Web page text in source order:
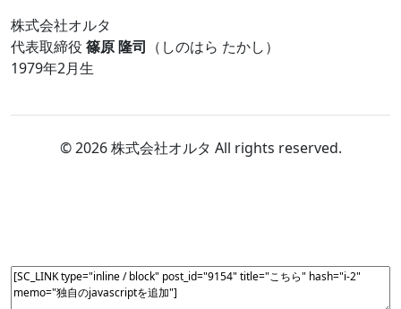
株式会社オルタ
代表取締役 篠原 隆司 （しのはら たかし）
1979年2月生
© 2026 株式会社オルタ All rights reserved.